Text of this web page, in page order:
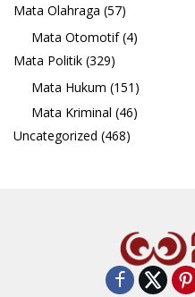
Mata Olahraga (57)
Mata Otomotif(4)
Mata Politik (329)
Mata Hukum (151)
Mata Kriminal (46)
Uncategorized (468)